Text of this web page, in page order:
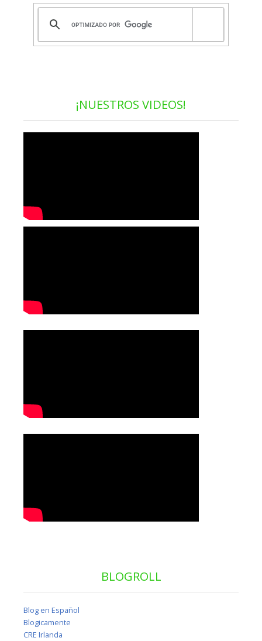
¡NUESTROS VIDEOS!
BLOGROLL
Blog en Español
Blogicamente
CRE Irlanda